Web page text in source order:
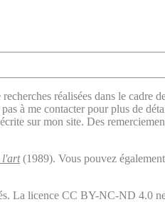
réalisées dans le cadre
à me contacter pour plus de
sur mon site. Des
l'art(1989). Vous pouvez
La licence CC BY-NC-ND 4.0